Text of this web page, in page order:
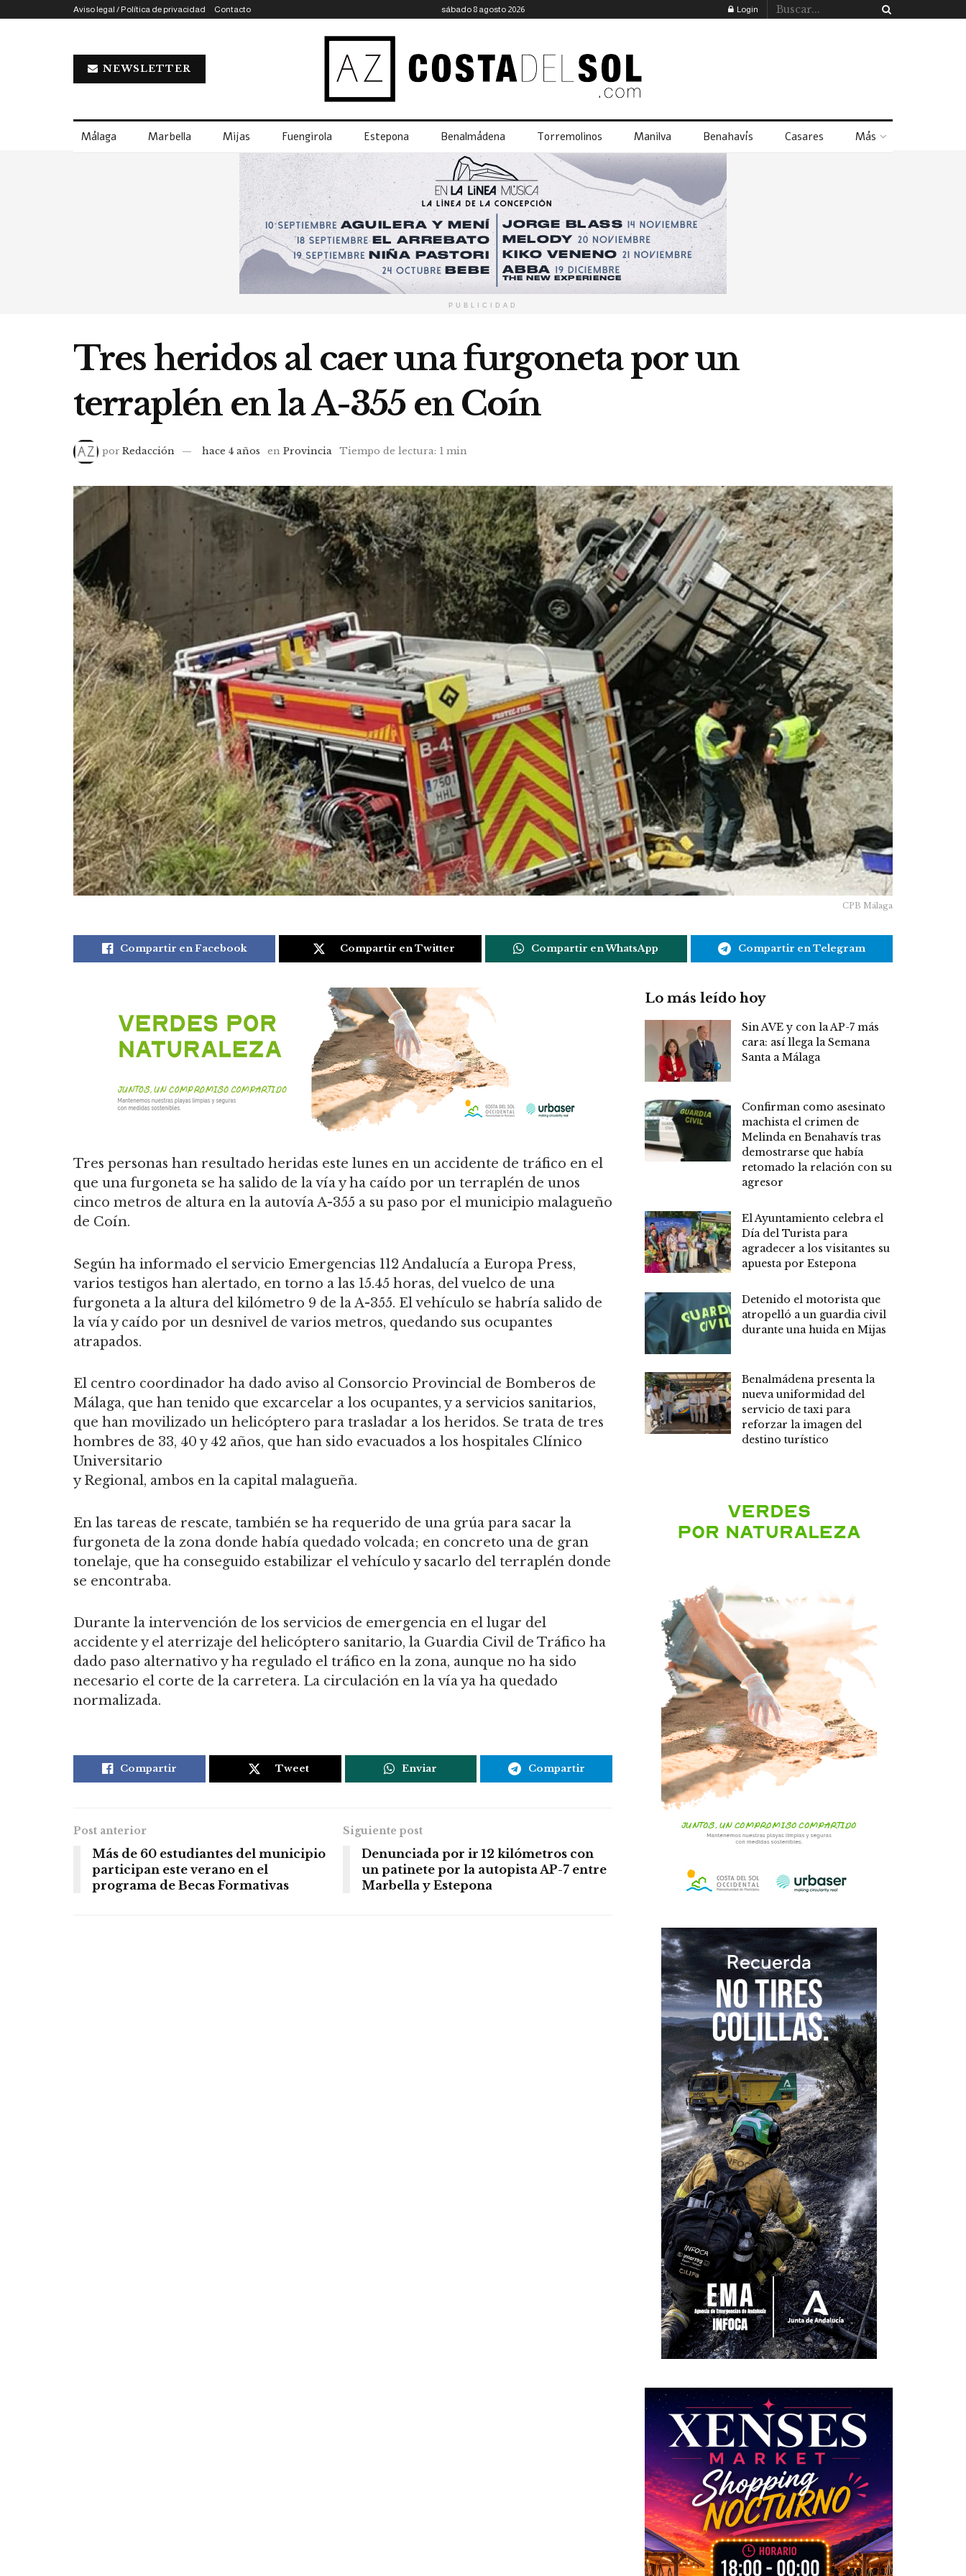
Aviso legal / Política de privacidad Contacto sábado 8 agosto 2026 Login
NEWSLETTER
Málaga Marbella Mijas Fuengirola Estepona Benalmádena Torremolinos Manilva Benahavís Casares Más
PUBLICIDAD
Tres heridos al caer una furgoneta por un
terraplén en la A-355 en Coín
por Redacción hace 4 años en Provincia Tiempo de lectura: 1 min
CPB Málaga
Compartir en Facebook Compartir en Twitter Compartir en WhatsApp Compartir en Telegram
Tres personas han resultado heridas este lunes en un accidente de tráfico en el
que una furgoneta se ha salido de la vía y ha caído por un terraplén de unos
cinco metros de altura en la autovía A-355 a su paso por el municipio malagueño
de Coín.
Según ha informado el servicio Emergencias 112 Andalucía a Europa Press,
varios testigos han alertado, en torno a las 15.45 horas, del vuelco de una
furgoneta a la altura del kilómetro 9 de la A-355. El vehículo se habría salido de
la vía y caído por un desnivel de varios metros, quedando sus ocupantes
atrapados.
El centro coordinador ha dado aviso al Consorcio Provincial de Bomberos de
Málaga, que han tenido que excarcelar a los ocupantes, y a servicios sanitarios,
que han movilizado un helicóptero para trasladar a los heridos. Se trata de tres
hombres de 33, 40 y 42 años, que han sido evacuados a los hospitales Clínico
Universitario
y Regional, ambos en la capital malagueña.
En las tareas de rescate, también se ha requerido de una grúa para sacar la
furgoneta de la zona donde había quedado volcada; en concreto una de gran
tonelaje, que ha conseguido estabilizar el vehículo y sacarlo del terraplén donde
se encontraba.
Durante la intervención de los servicios de emergencia en el lugar del
accidente y el aterrizaje del helicóptero sanitario, la Guardia Civil de Tráfico ha
dado paso alternativo y ha regulado el tráfico en la zona, aunque no ha sido
necesario el corte de la carretera. La circulación en la vía ya ha quedado
normalizada.
Compartir Tweet Enviar Compartir
Post anterior
Más de 60 estudiantes del municipio
participan este verano en el
programa de Becas Formativas
Siguiente post
Denunciada por ir 12 kilómetros con
un patinete por la autopista AP-7 entre
Marbella y Estepona
Lo más leído hoy
Sin AVE y con la AP-7 más
cara: así llega la Semana
Santa a Málaga
Confirman como asesinato
machista el crimen de
Melinda en Benahavís tras
demostrarse que había
retomado la relación con su
agresor
El Ayuntamiento celebra el
Día del Turista para
agradecer a los visitantes su
apuesta por Estepona
Detenido el motorista que
atropelló a un guardia civil
durante una huida en Mijas
Benalmádena presenta la
nueva uniformidad del
servicio de taxi para
reforzar la imagen del
destino turístico